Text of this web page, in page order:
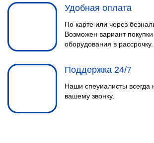
Удобная оплата
По карте или через
Возможен вариант
оборудования в рассрочку.
Поддержка 24/7
Наши спеуиалисты всегда
вашему звонку.